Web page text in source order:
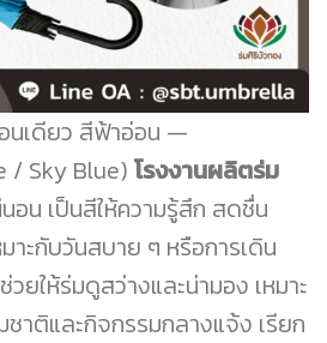
นเดียว สีฟ้าอ่อน
/ Sky Blue) โรงงานผลิตร่ม
อน เป็นสีให้ความรู้สึก สดชื่น
าะกับวันสบาย ๆ หรือการเดิน
ยให้ร่มดูสว่างและน่ามอง เหมาะ
าติและกิจกรรมกลางแจ้ง เรียก